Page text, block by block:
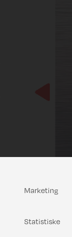
Marketing
Statistiske